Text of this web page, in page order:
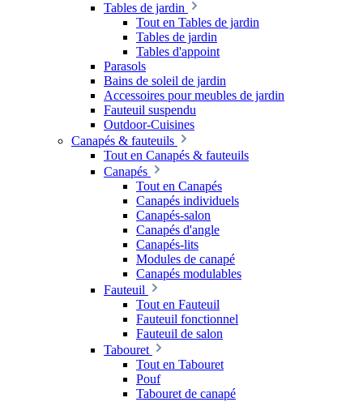
Tables de jardin
Tout en Tables de jardin
Tables de jardin
Tables d'appoint
Parasols
Bains de soleil de jardin
Accessoires pour meubles de jardin
Fauteuil suspendu
Outdoor-Cuisines
Canapés & fauteuils
Tout en Canapés & fauteuils
Canapés
Tout en Canapés
Canapés individuels
Canapés-salon
Canapés d'angle
Canapés-lits
Modules de canapé
Canapés modulables
Fauteuil
Tout en Fauteuil
Fauteuil fonctionnel
Fauteuil de salon
Tabouret
Tout en Tabouret
Pouf
Tabouret de canapé